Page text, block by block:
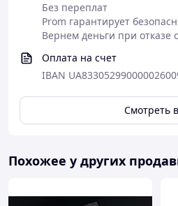
Без переплат
Prom гарантирует
Вернем деньги при отказе
Оплата на счет
IBAN
Смотреть
Похожее у других